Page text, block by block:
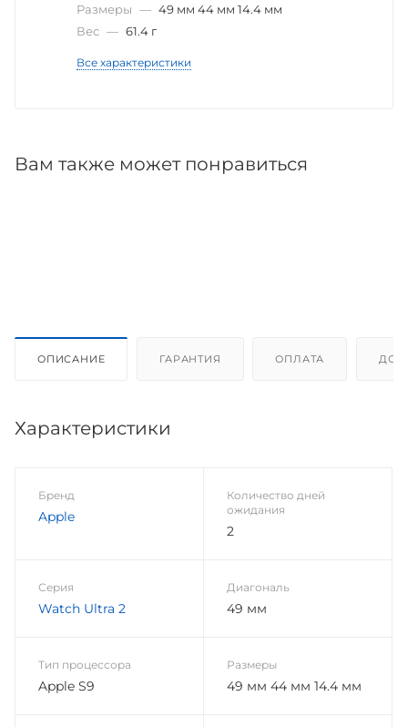
Размеры — 49 мм 44 мм 14.4 мм
Вес — 61.4 г
Все характеристики
Вам также может понравиться
ОПИСАНИЕ ГАРАНТИЯ ОПЛАТА
Характеристики
Бренд
Apple
Количество дней
ожидания
2
Серия
Watch Ultra 2
Диагональ
49 мм
Тип процессора
Apple S9
Размеры
49 мм 44 мм 14.4 мм